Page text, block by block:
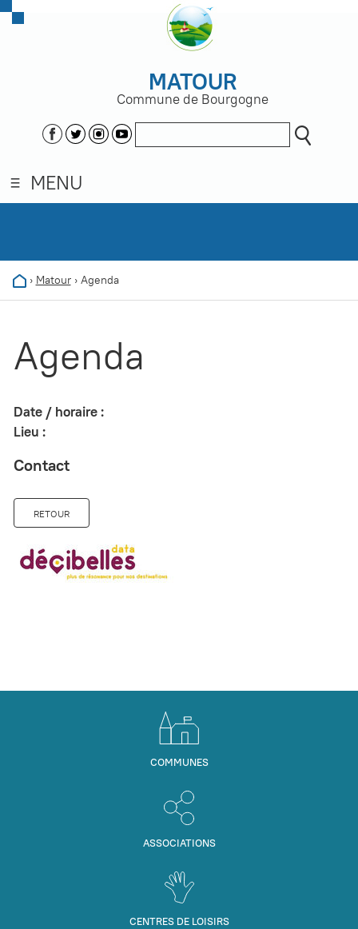
MATOUR
Commune de Bourgogne
MENU
› Matour› Agenda
Agenda
Date / horaire :
Lieu :
Contact
RETOUR
COMMUNES
ASSOCIATIONS
CENTRES DE LOISIRS